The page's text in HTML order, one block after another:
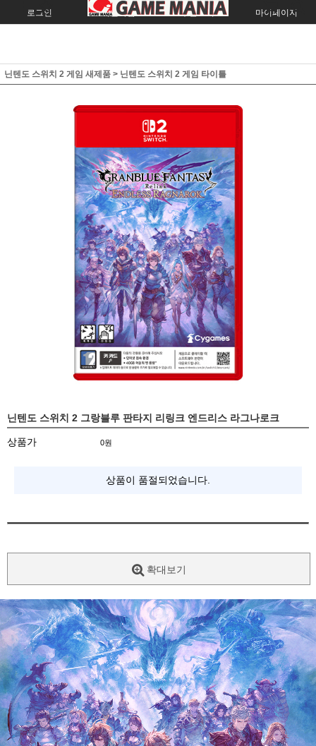
로그인 회원가입 주문조회 마이페이지
닌텐도 스위치 2 게임 새제품 > 닌텐도 스위치 2 게임 타이틀
닌텐도 스위치 2 그랑블루 판타지 리링크 엔드리스 라그나로크
상품가 0원
상품이 품절되었습니다.
확대보기